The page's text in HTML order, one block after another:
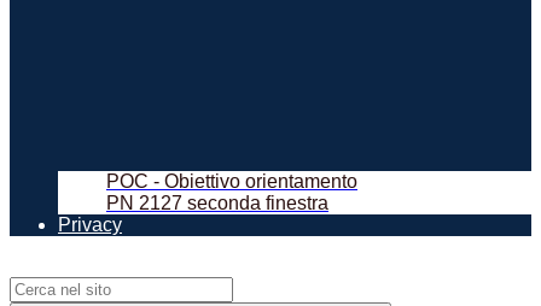
POC - Obiettivo orientamento
PN 2127 seconda finestra
Privacy